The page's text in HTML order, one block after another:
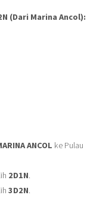
(Dari Marina Ancol):
ANCOL ke Pulau
2D1N.
3D2N.